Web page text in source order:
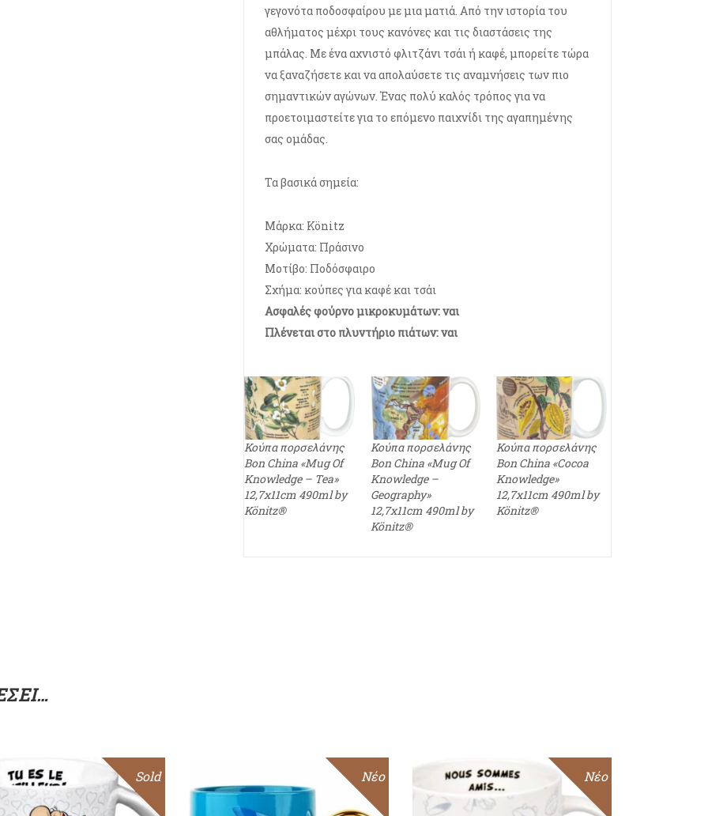
γεγονότα ποδοσφαίρου με μια ματιά. Από την ιστορία του
αθλήματος μέχρι τους κανόνες και τις διαστάσεις της
μπάλας. Με ένα αχνιστό φλιτζάνι τσάι ή καφέ, μπορείτε τώρα
να ξαναζήσετε και να απολαύσετε τις αναμνήσεις των πιο
σημαντικών αγώνων. Ένας πολύ καλός τρόπος για να
προετοιμαστείτε για το επόμενο παιχνίδι της αγαπημένης
σας ομάδας.
Τα βασικά σημεία:
Μάρκα: Könitz
Χρώματα: Πράσινο
Μοτίβο: Ποδόσφαιρο
Σχήμα: κούπες για καφέ και τσάι
Ασφαλές φούρνο μικροκυμάτων: ναι
Πλένεται στο πλυντήριο πιάτων: ναι
Κούπα πορσελάνης
Bon China «Mug Of
Knowledge – Tea»
12,7x11cm 490ml by
Könitz®
Κούπα πορσελάνης
Bon China «Mug Of
Knowledge –
Geography»
12,7x11cm 490ml by
Könitz®
Κούπα πορσελάνης
Bon China «Cocoa
Knowledge»
12,7x11cm 490ml by
Könitz®
Sale
Sold Sale
Νέο Sale
Νέο